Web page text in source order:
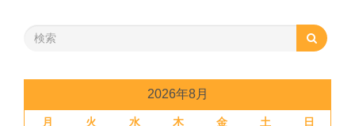
2026年8月
月 火 水 木 金 土
日